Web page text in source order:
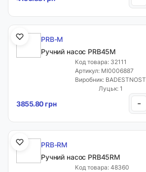
PRB-M
Ручний насос PRB45M
Код товара: 32111
Артикул: MI0006887
Виробник: BADESTNOST
Луцьк: 1
3855.80 грн -
PRB-RM
Ручний насос PRB45RM
Код товара: 48360